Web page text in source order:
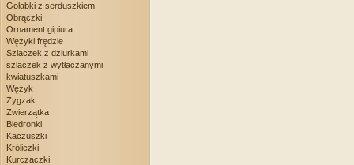
Gołabki z serduszkiem
Obrączki
Ornament gipiura
Wężyki frędzle
Szlaczek z dziurkami
szlaczek z wytłaczanymi
kwiatuszkami
Wężyk
Zygzak
Zwierzątka
Biedronki
Kaczuszki
Króliczki
Kurczaczki